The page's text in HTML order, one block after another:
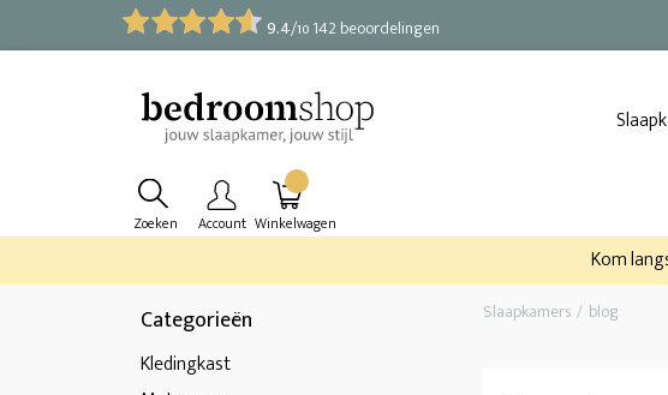
9.4/10 142 beoordelingen
Zoeken Account Winkelwagen
Kom
Categorieën
Kledingkast
Slaapkamers blog